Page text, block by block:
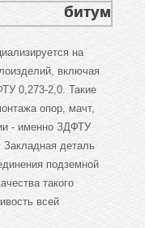
битум
на
включая
0,273-2,0. Такие
опор, мачт,
- именно ЗДФТУ
Закладная деталь
подземной
такого
всей